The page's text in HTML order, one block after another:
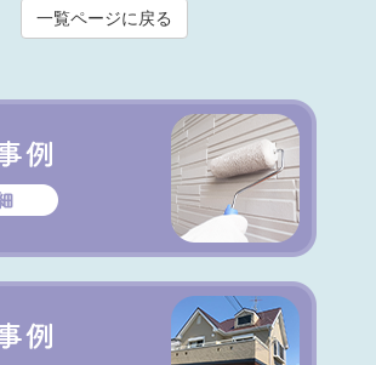
一覧ページに戻る